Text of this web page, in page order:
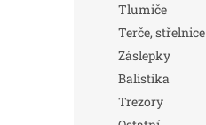
Tlumiče
Terče, střelnice
Záslepky
Balistika
Trezory